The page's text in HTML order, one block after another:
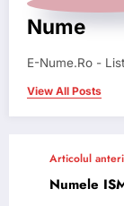
Nume
E-Nume.Ro -
View All Posts
Articolul
Numele